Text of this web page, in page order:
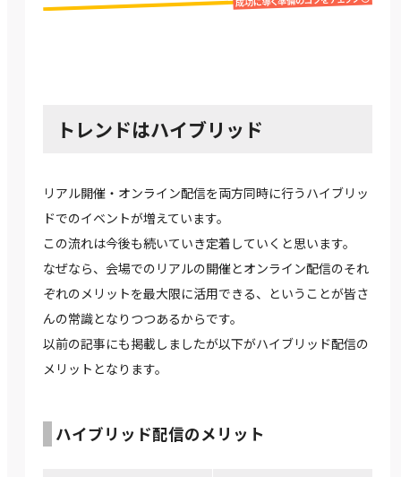
トレンドはハイブリッド
リアル開催・オンライン配信を両方同時に行うハイブリッ
ドでのイベントが増えています。
この流れは今後も続いていき定着していくと思います。
なぜなら、会場でのリアルの開催とオンライン配信のそれ
ぞれのメリットを最大限に活用できる、ということが皆さ
んの常識となりつつあるからです。
以前の記事にも掲載しましたが以下がハイブリッド配信の
メリットとなります。
ハイブリッド配信のメリット